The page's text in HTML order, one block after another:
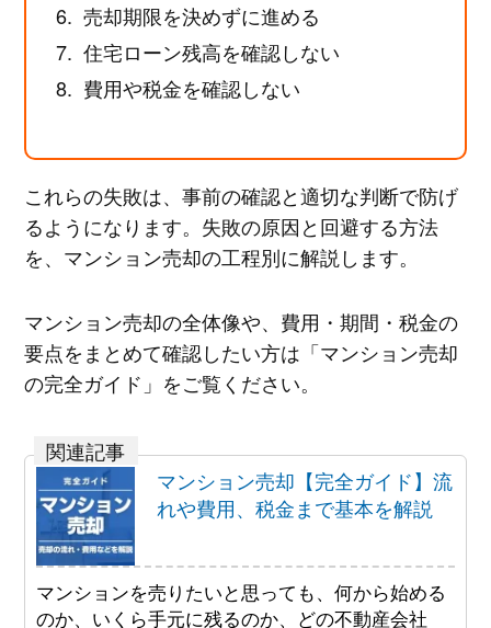
売却期限を決めずに進める
住宅ローン残高を確認しない
費用や税金を確認しない
これらの失敗は、事前の確認と適切な判断で防げ
るようになります。失敗の原因と回避する方法
を、マンション売却の工程別に解説します。
マンション売却の全体像や、費用・期間・税金の
要点をまとめて確認したい方は「マンション売却
の完全ガイド」をご覧ください。
マンション売却【完全ガイド】流
れや費用、税金まで基本を解説
マンションを売りたいと思っても、何から始める
のか、いくら手元に残るのか、どの不動産会社